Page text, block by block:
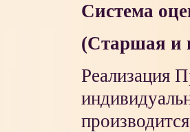
Система
(Старшая и
Реализация